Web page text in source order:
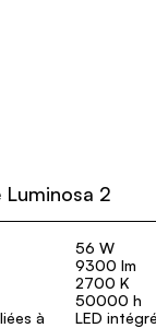
2
56 W
9300 lm
2700 K
50000 h
à
LED